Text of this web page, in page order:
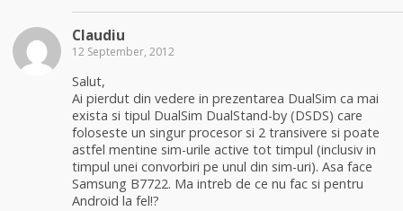
Claudiu
12 September, 2012
Salut,
Ai pierdut din vedere in prezentarea DualSim ca mai
exista si tipul DualSim DualStand-by (DSDS) care
foloseste un singur procesor si 2 transivere si poate
astfel mentine sim-urile active tot timpul (inclusiv in
timpul unei convorbiri pe unul din sim-uri). Asa face
Samsung B7722. Ma intreb de ce nu fac si pentru
Android la fel!?